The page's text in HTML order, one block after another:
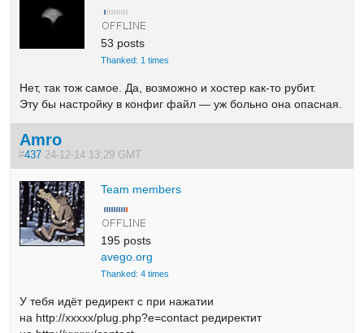
53 posts
Thanked: 1 times
Нет, так тож самое. Да, возможно и хостер как-то рубит.
Эту бы настройку в конфиг файл — уж больно она опасная.
Amro
#437 24-12-14 13:29 GMT
Team members
195 posts
avego.org
Thanked: 4 times
У тебя идёт редирект с при нажатии
на http://xxxxx/plug.php?e=contact редиректит